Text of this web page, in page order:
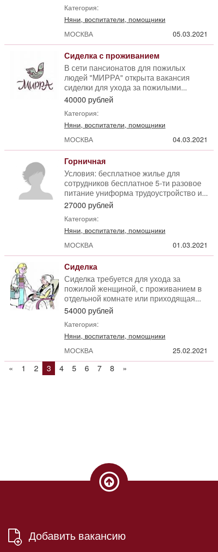
Категория:
Няни, воспитатели, помощники
МОСКВА
05.03.2021
Сиделка с проживанием
В сети пансионатов для пожилых
людей "МИРРА" открыта вакансия
сиделки для ухода за пожилыми...
40000 рублей
Категория:
Няни, воспитатели, помощники
МОСКВА
04.03.2021
Горничная
Условия: бесплатное жилье для
сотрудников бесплатное 5-ти разовое
питание униформа трудоустройство и...
27000 рублей
Категория:
Няни, воспитатели, помощники
МОСКВА
01.03.2021
Сиделка
Сиделка требуется для ухода за
пожилой женщиной, с проживанием в
отдельной комнате или приходящая...
54000 рублей
Категория:
Няни, воспитатели, помощники
МОСКВА
25.02.2021
« 1 2 3 4 5 6 7 8 »
Добавить вакансию